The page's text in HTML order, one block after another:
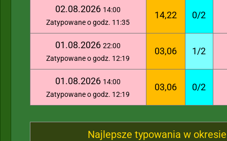
02.08.2026 14:00
Zatypowane o godz. 11:35
14,22 0/2
01.08.2026 22:00
Zatypowane o godz. 12:19
03,06 1/2
01.08.2026 14:00
Zatypowane o godz. 12:19
03,06 0/2
Najlepsze typowania w